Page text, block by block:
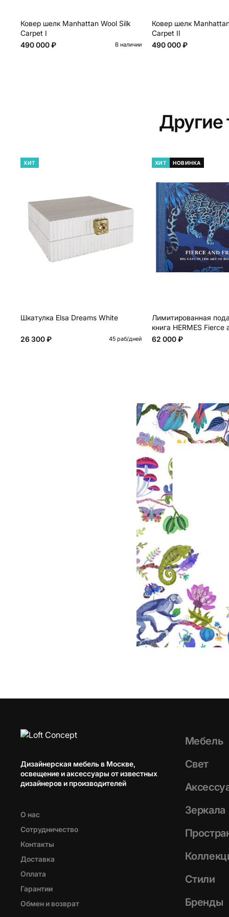
Ковер шелк Manhattan Wool Silk
Carpet I
490 000 ₽
В наличии
Ковер шелк
Carpet II
490 000 ₽
ХИТ
Шкатулка Elsa Dreams White
26 300 ₽ 45 раб/дней
ХИТ НОВИНКА
Лимитированная
книга HERMES Fierce
book, English version
62 000 ₽
Дизайнерская мебель в Москве,
освещение и аксессуары от известных
дизайнеров и производителей
О нас
Сотрудничество
Контакты
Доставка
Оплата
Гарантии
Обмен и возврат
Мебель
Свет
Зеркала
Стили
Бренды